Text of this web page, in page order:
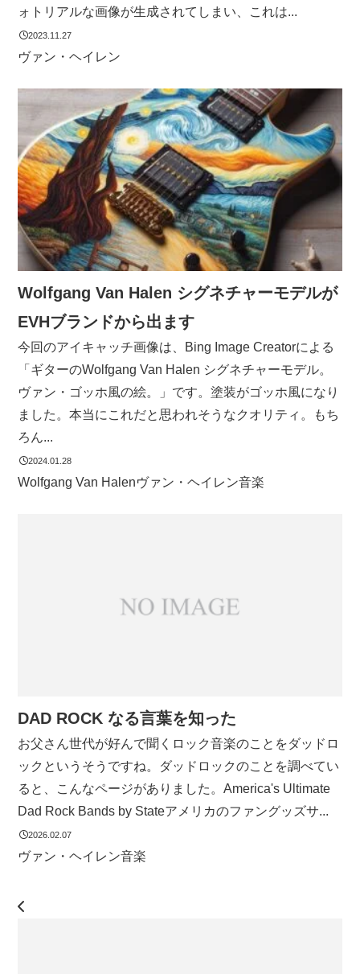
ォトリアルな画像が生成されてしまい、これは...
2023.11.27
ヴァン・ヘイレン
Wolfgang Van Halen シグネチャーモデルが
EVHブランドから出ます
今回のアイキャッチ画像は、Bing Image Creatorによる
「ギターのWolfgang Van Halen シグネチャーモデル。
ヴァン・ゴッホ風の絵。」です。塗装がゴッホ風になり
ました。本当にこれだと思われそうなクオリティ。もち
ろん...
2024.01.28
Wolfgang Van Halenヴァン・ヘイレン音楽
DAD ROCK なる言葉を知った
お父さん世代が好んで聞くロック音楽のことをダッドロ
ックというそうですね。ダッドロックのことを調べてい
ると、こんなページがありました。America's Ultimate
Dad Rock Bands by Stateアメリカのファングッズサ...
2026.02.07
ヴァン・ヘイレン音楽